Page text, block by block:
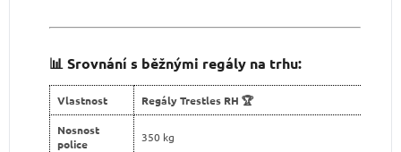
📊 Srovnání s běžnými regály na trhu:
Vlastnost Regály Trestles RH 🏆
Nosnost
police
350 kg